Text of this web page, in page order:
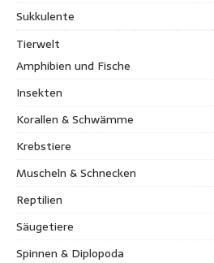
Sukkulente
Tierwelt
Amphibien und Fische
Insekten
Korallen & Schwämme
Krebstiere
Muscheln & Schnecken
Reptilien
Säugetiere
Spinnen & Diplopoda